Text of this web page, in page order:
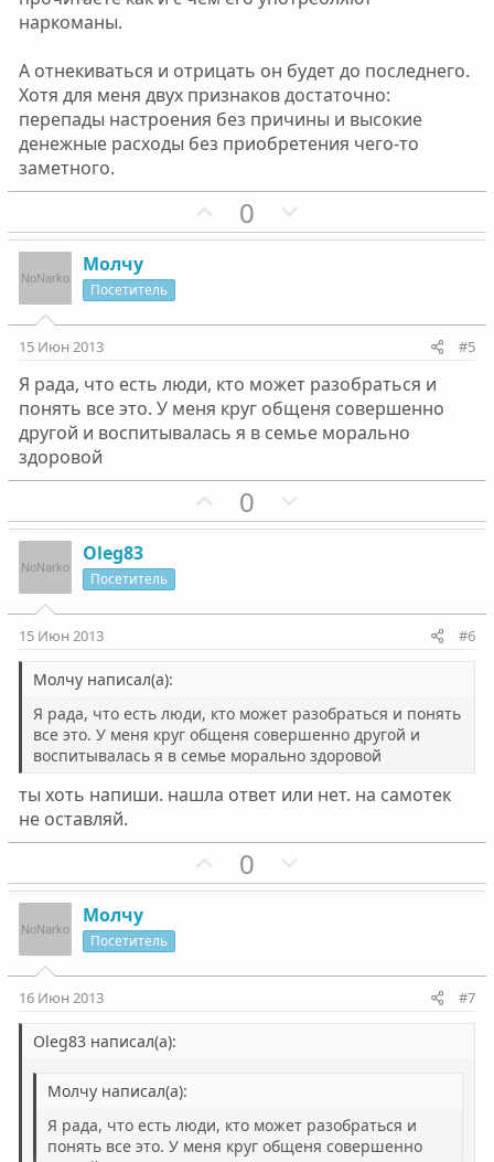
ы
г
о
л
о
ы
г
о
л
о
наркоманы.
А отнекиваться и отрицать он будет до последнего.
Хотя для меня двух признаков достаточно:
перепады настроения без причины и высокие
денежные расходы без приобретения чего-то
заметного.
П
о
т
н
ы
й
г
л
0
е
т
н
ы
й
г
л
Молчу
Посетитель
15 Июн 2013 #5
Я рада, что есть люди, кто может разобраться и
понять все это. У меня круг общеня совершенно
другой и воспитывалась я в семье морально
здоровой
П
о
т
ы
й
г
о
о
0
е
т
ы
й
г
о
о
Oleg83
Посетитель
15 Июн 2013 #6
Молчу написал(а):
Я рада, что есть люди, кто может разобраться и понять
все это. У меня круг общеня совершенно другой и
воспитывалась я в семье морально здоровой
ты хоть напиши. нашла ответ или нет. на самотек
не оставляй.
П
о
т
г
о
0
е
т
г
о
Молчу
Посетитель
16 Июн 2013 #7
Oleg83 написал(а):
Молчу написал(а):
Я рада, что есть люди, кто может разобраться и
понять все это. У меня круг общеня совершенно